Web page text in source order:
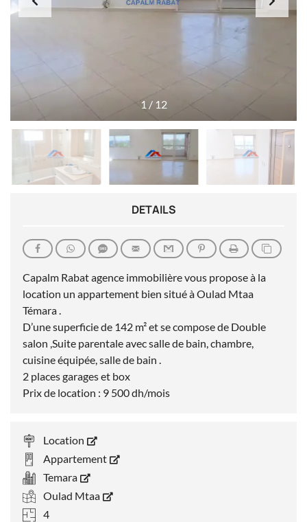
1 / 12
DETAILS
Capalm Rabat agence immobilière vous propose à la
location un appartement bien situé à Oulad Mtaa
Témara .
D’une superficie de 142 m² et se compose de Double
salon ,Suite parentale avec salle de bain, chambre,
cuisine équipée, salle de bain .
2 places garages et box
Prix de location : 9 500 dh/mois
Location
Appartement
Temara
Oulad Mtaa
4